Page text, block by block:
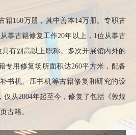
160万册，其中善本14万册。专职古
事古籍修复工作20年以上，1位从事古
有副高以上职称。多次开展馆内外的
专用修复场所面积达260平方米，配备
书机、压书机等古籍修复和研究的设
从2004年起至今，修复了包括《敦煌
古籍。